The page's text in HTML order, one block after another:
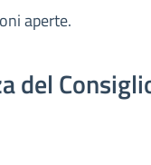
aperte.
del